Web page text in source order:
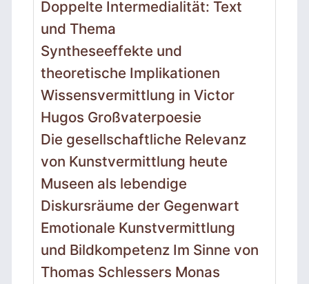
Doppelte Intermedialität: Text
und Thema
Syntheseeffekte und
theoretische Implikationen
Wissensvermittlung in Victor
Hugos Großvaterpoesie
Die gesellschaftliche Relevanz
von Kunstvermittlung heute
Museen als lebendige
Diskursräume der Gegenwart
Emotionale Kunstvermittlung
und Bildkompetenz Im Sinne von
Thomas Schlessers Monas